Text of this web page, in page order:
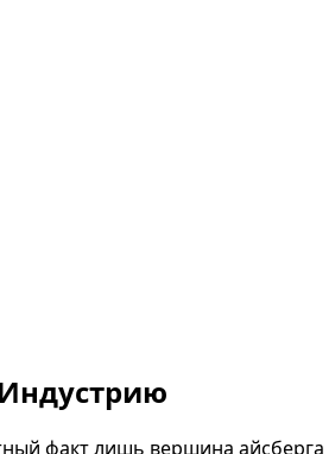
факт лишь вершина айсберга